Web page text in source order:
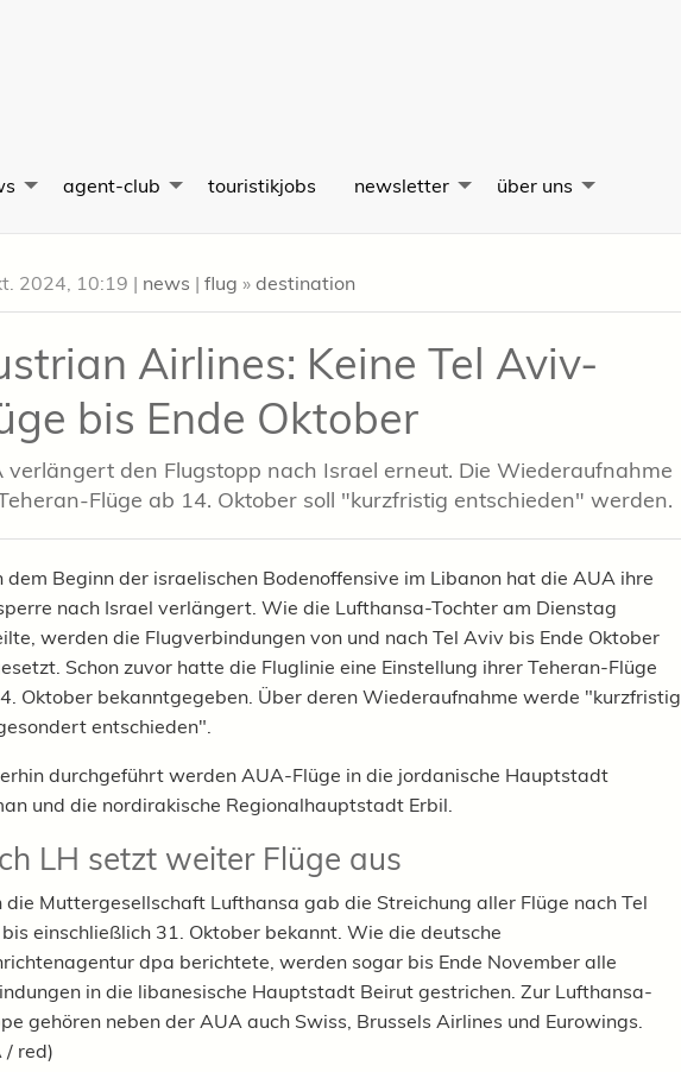
agent-club touristikjobs newsletter über uns
2024, 10:19 | news | flug » destination
Airlines: Keine Tel Aviv-
bis Ende Oktober
verlängert den Flugstopp nach Israel erneut. Die Wiederaufnahme
Flüge ab 14. Oktober soll "kurzfristig entschieden" werden.
dem Beginn der israelischen Bodenoffensive im Libanon hat die AUA ihre
nach Israel verlängert. Wie die Lufthansa-Tochter am Dienstag
werden die Flugverbindungen von und nach Tel Aviv bis Ende Oktober
Schon zuvor hatte die Fluglinie eine Einstellung ihrer Teheran-Flüge
Oktober bekanntgegeben. Über deren Wiederaufnahme werde "kurzfristig
entschieden".
durchgeführt werden AUA-Flüge in die jordanische Hauptstadt
und die nordirakische Regionalhauptstadt Erbil.
LH setzt weiter Flüge aus
die Muttergesellschaft Lufthansa gab die Streichung aller Flüge nach Tel
einschließlich 31. Oktober bekannt. Wie die deutsche
dpa berichtete, werden sogar bis Ende November alle
in die libanesische Hauptstadt Beirut gestrichen. Zur Lufthansa-
gehören neben der AUA auch Swiss, Brussels Airlines und Eurowings.
/ red)